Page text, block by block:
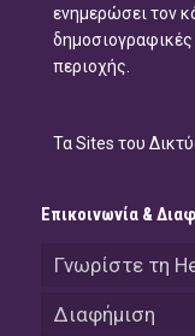
ενημερώσει τον
δημοσιογραφικές
περιοχής.
Τα Sites του
Επικοινωνία &
Γνωρίστε τη
Διαφήμιση